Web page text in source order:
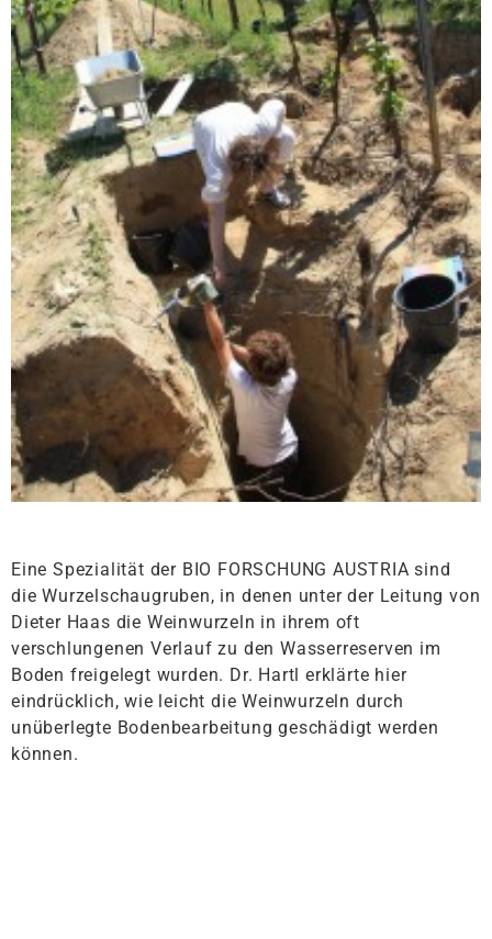
Eine Spezialität der BIO FORSCHUNG AUSTRIA sind
die Wurzelschaugruben, in denen unter der Leitung von
Dieter Haas die Weinwurzeln in ihrem oft
verschlungenen Verlauf zu den Wasserreserven im
Boden freigelegt wurden. Dr. Hartl erklärte hier
eindrücklich, wie leicht die Weinwurzeln durch
unüberlegte Bodenbearbeitung geschädigt werden
können.